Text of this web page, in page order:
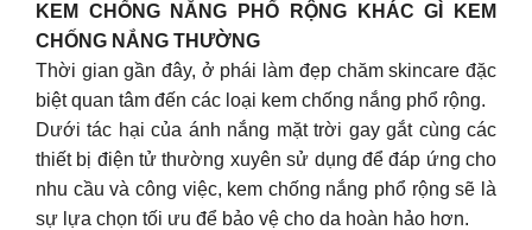
KEM CHỐNG NẮNG PHỔ RỘNG KHÁC GÌ KEM
CHỐNG NẮNG THƯỜNG
Thời gian gần đây, ở phái làm đẹp chăm skincare đặc
biệt quan tâm đến các loại kem chống nắng phổ rộng.
Dưới tác hại của ánh nắng mặt trời gay gắt cùng các
thiết bị điện tử thường xuyên sử dụng để đáp ứng cho
nhu cầu và công việc, kem chống nắng phổ rộng sẽ là
sự lựa chọn tối ưu để bảo vệ cho da hoàn hảo hơn.